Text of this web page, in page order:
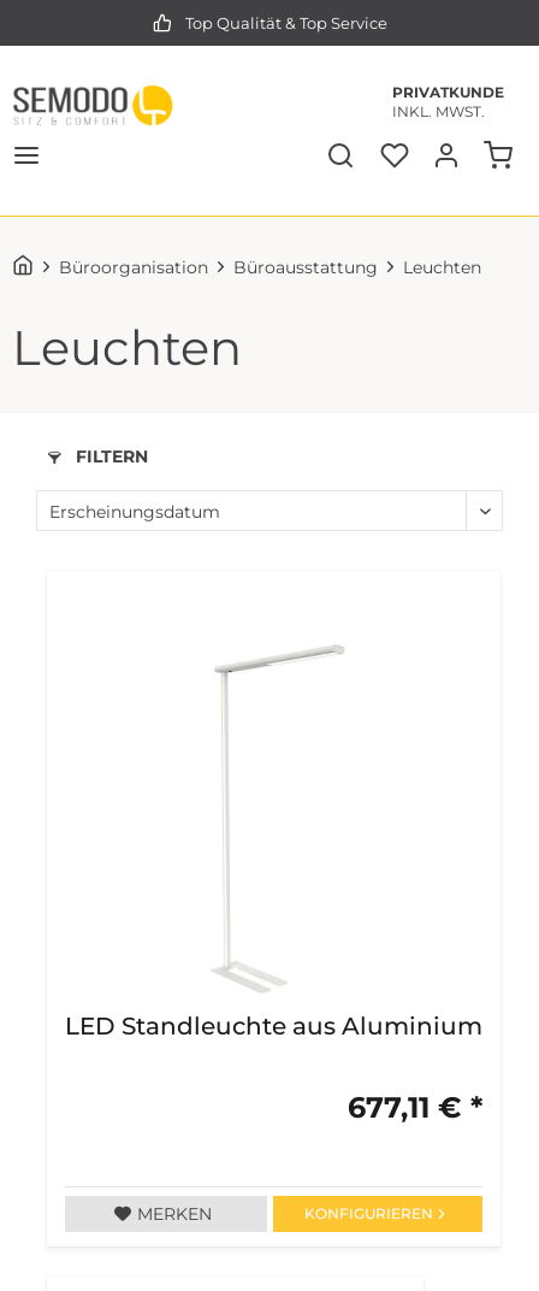
Top Qualität & Top Service
PRIVATKUNDE
INKL. MWST.
Büroorganisation Büroausstattung Leuchten
Leuchten
FILTERN
LED Standleuchte aus Aluminium
677,11 € *
MERKEN KONFIGURIEREN